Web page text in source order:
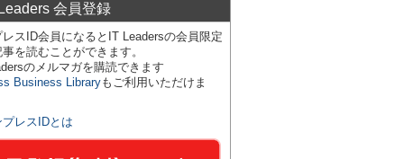
会員登録
スID会員になるとIT Leadersの会員限定
を読むことができます。
のメルマガを購読できます
Business Libraryもご利用いただけま
プレスIDとは